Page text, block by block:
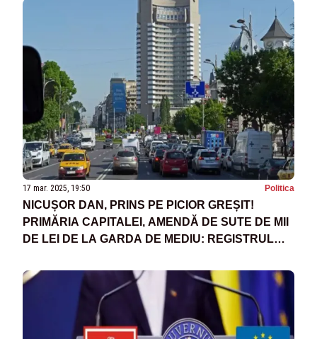
17 mar. 2025, 19:50 Politica
NICUȘOR DAN, PRINS PE PICIOR GREȘIT!
PRIMĂRIA CAPITALEI, AMENDĂ DE SUTE DE MII
DE LEI DE LA GARDA DE MEDIU: REGISTRUL
AERULUI, NEELABORATE